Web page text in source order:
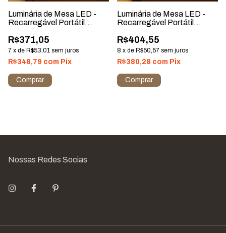
Luminária de Mesa LED -
Recarregável Portátil
R$371,05
7 x de R$53,01 sem juros
R$348,79 com Pix
Comprar
Luminária de Mesa LED -
Recarregável Portátil
R$404,55
8 x de R$50,57 sem juros
R$380,28 com Pix
Comprar
Nossas Redes Socias